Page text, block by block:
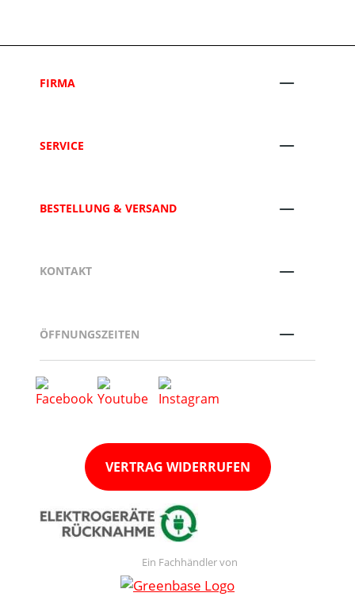
FIRMA
SERVICE
BESTELLUNG & VERSAND
KONTAKT
ÖFFNUNGSZEITEN
VERTRAG WIDERRUFEN
Ein Fachhändler von